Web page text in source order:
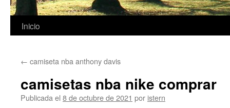
Saltar
contenido
Inicio
← camiseta nba anthony davis
camisetas nba nike comprar
Publicada el 8 de octubre de 2021 por istern